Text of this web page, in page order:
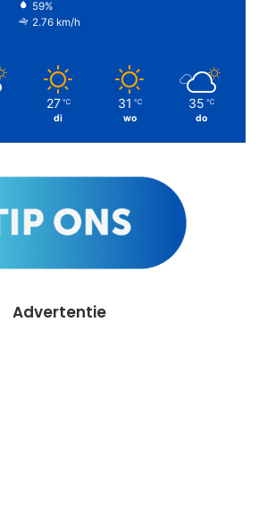
59%
2.76 km/h
27 ℃
di
31 ℃
wo
35 ℃
do
Advertentie